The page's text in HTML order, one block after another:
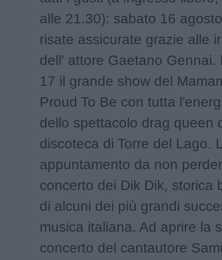
alle 21.30): sabato 16
risate assicurate grazie alle
dell' attore Gaetano Gennai.
17 il grande show del
Proud To Be con tutta
dello spettacolo drag queen
discoteca di Torre del Lago.
appuntamento da non
concerto dei Dik Dik, storica
di alcuni dei più grandi
musica italiana. Ad aprire la
concerto del cantautore